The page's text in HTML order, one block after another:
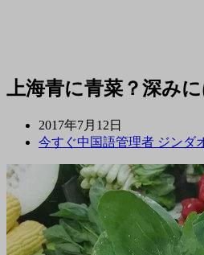
上海青に青菜？深み
2017年7月12日
今すぐ中国語管理者 ジンダ